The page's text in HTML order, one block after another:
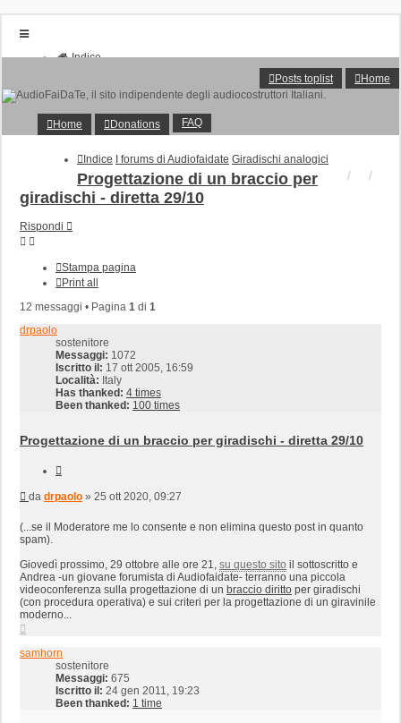
Indice
FAQ
Posts toplist
Home
Login
Iscriviti
Posts toplist Home
Home Donations FAQ
Indice I forums di Audiofaidate Giradischi analogici
Progettazione di un braccio per
giradischi - diretta 29/10
Rispondi
Stampa pagina
Print all
12 messaggi • Pagina 1 di 1
drpaolo
sostenitore
Messaggi: 1072
Iscritto il: 17 ott 2005, 16:59
Località: Italy
Has thanked: 4 times
Been thanked: 100 times
Progettazione di un braccio per giradischi - diretta 29/10
Messaggio
da drpaolo » 25 ott 2020, 09:27
(...se il Moderatore me lo consente e non elimina questo post in quanto
spam).
Giovedì prossimo, 29 ottobre alle ore 21, su questo sito il sottoscritto e
Andrea -un giovane forumista di Audiofaidate- terranno una piccola
videoconferenza sulla progettazione di un braccio diritto per giradischi
(con procedura operativa) e sui criteri per la progettazione di un giravinile
moderno...
samhorn
sostenitore
Messaggi: 675
Iscritto il: 24 gen 2011, 19:23
Been thanked: 1 time